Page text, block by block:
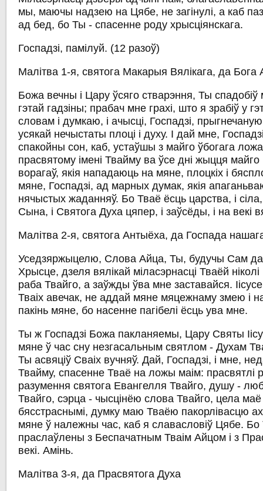
мы, маючы надзею на Цябе, не загінулі, а каб
ад бед, бо Ты - спасенне роду хрысціянскага.
Госпадзі, памілуй. (12 разоў)
Малітва 1-я, святога Макарыя Вялікага, да Бога
Божа вечны і Цару ўсяго стварэння, Ты
гэтай гадзіны; прабач мне грахі, што я зрабіў у
словам і думкаю, і ачысці, Госпадзі,
усякай нечыстаты плоці і духу. І дай мне,
спакойны сон, каб, устаўшы з майго ўбогага
прасвятому імені Твайму ва ўсе дні жыцця майго
ворагаў, якія нападаюць на мяне, плоцкіх і
мяне, Госпадзі, ад марных думак, якія
нячыстых жаданняў. Бо Тваё ёсць царства, і
Сына, і Святога Духа цяпер, і заўсёды, і на векі
Малітва 2-я, святога Антыёха, да Госпада
Уседзяржыцелю, Слова Айца, Ты, будучы Сам
Хрысце, дзеля вялікай міласэрнасці Тваёй
раба Твайго, а заўжды ўва мне заставайся.
Тваіх авечак, не аддай мяне мяцежнаму змею і
пакінь мяне, бо насенне пагібелі ёсць ува мне.
Ты ж Госпадзі Божа пакланяемы, Цару Святы
мяне ў час сну незгасальным святлом - Духам
Ты асвяціў Сваіх вучняў. Дай, Госпадзі, і мне,
Твайму, спасенне Тваё на ложы маім: прасвятлі
разумення святога Евангелля Твайго, душу -
Твайго, сэрца - чысцінёю слова Твайго, цела маё
бясстраснымі, думку маю Тваёю пакорлівасцю
мяне ў належны час, каб я славасловіў Цябе.
праслаўлены з Беспачатным Тваім Айцом і з
векі. Амінь.
Малітва 3-я, да Прасвятога Духа